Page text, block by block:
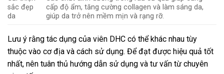
sắc đẹp
da
cấp độ ẩm, tăng cường collagen và làm sáng da,
giúp da trở nên mềm mịn và rạng rỡ.
Lưu ý rằng tác dụng của viên DHC có thể khác nhau tùy
thuộc vào cơ địa và cách sử dụng. Để đạt được hiệu quả tốt
nhất, nên tuân thủ hướng dẫn sử dụng và tư vấn từ chuyên